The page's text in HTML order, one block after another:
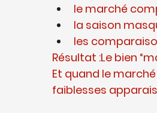
le marché
la saison
les
Résultat :Le bien
Et quand le
faiblesses